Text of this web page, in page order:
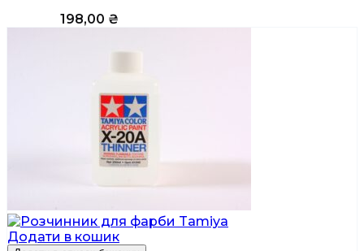
198,00 ₴
Додати в кошик